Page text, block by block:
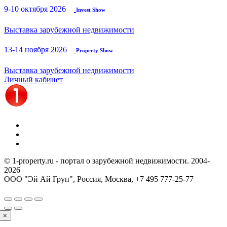
9-10 октября 2026 Invest Show
Выставка зарубежной недвижимости
13-14 ноября 2026 Property Show
Выставка зарубежной недвижимости
Личный кабинет
© 1-property.ru - портал о зарубежной недвижимости. 2004-
2026
ООО "Эй Ай Груп", Россия, Москва, +7 495 777-25-77
×